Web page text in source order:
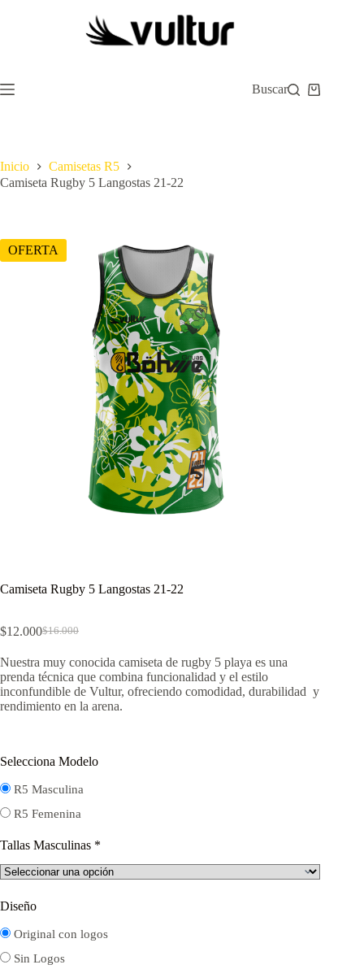
Buscar
Carro
Inicio
Camisetas R5
Camiseta Rugby 5 Langostas 21-22
OFERTA
Camiseta Rugby 5 Langostas 21-22
$16.000
El
original
era:
$16.000.
$12.000El
actual
es:
$12.000.
Nuestra muy conocida camiseta de rugby 5 playa es una
prenda técnica que combina funcionalidad y el estilo
inconfundible de Vultur, ofreciendo comodidad, durabilidad y
rendimiento en la arena.
Selecciona Modelo
R5 Masculina
R5 Femenina
Tallas Masculinas *
Diseño
Original con logos
Sin Logos